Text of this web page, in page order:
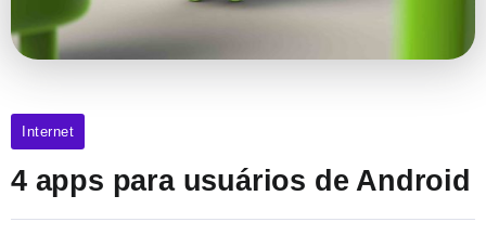
Internet
4 apps para usuários de Android